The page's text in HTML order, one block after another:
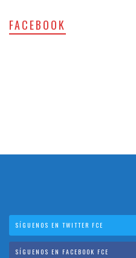
FACEBOOK
SÍGUENOS EN TWITTER FCE
SÍGUENOS EN FACEBOOK FCE